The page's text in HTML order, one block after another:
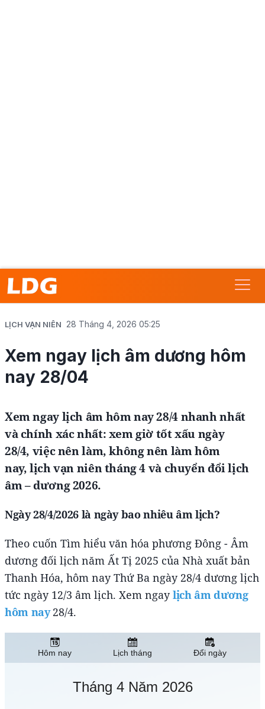
LỊCH VẠN NIÊN 28 Tháng 4, 2026 05:25
Xem ngay lịch âm dương hôm
nay 28/04
Xem ngay lịch âm hôm nay 28/4 nhanh nhất
và chính xác nhất: xem giờ tốt xấu ngày
28/4, việc nên làm, không nên làm hôm
nay, lịch vạn niên tháng 4 và chuyển đổi lịch
âm – dương 2026.
Ngày 28/4/2026 là ngày bao nhiêu âm lịch?
Theo cuốn Tìm hiểu văn hóa phương Đông - Âm
dương đối lịch năm Ất Tị 2025 của Nhà xuất bản
Thanh Hóa, hôm nay Thứ Ba ngày 28/4 dương lịch
tức ngày 12/3 âm lịch. Xem ngaylịch âm dương
hôm nay28/4.